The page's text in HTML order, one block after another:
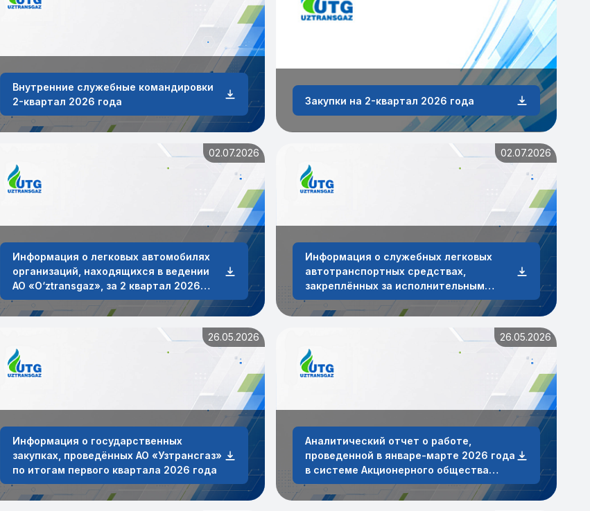
Внутренние служебные командировки
2-квартал 2026 года
Закупки на 2-квартал 2026 года
02.07.2026
Информация о легковых автомобилях
организаций, находящихся в ведении
АО «O‘ztransgaz», за 2 квартал 2026
года.
02.07.2026
Информация о служебных легковых
автотранспортных средствах,
закреплённых за исполнительным
аппаратом и сотрудниками АО
«O‘ztransgaz» по состоянию на 30 июня
26.05.2026
Информация о государственных
закупках, проведённых AO «Узтрансгаз»
по итогам первого квартала 2026 года
26.05.2026
Аналитический отчет о работе,
проведенной в январе-марте 2026 года
в системе Акционерного общества
«Узтрансгаз» по обработке заявок от
физических и юридических лиц.